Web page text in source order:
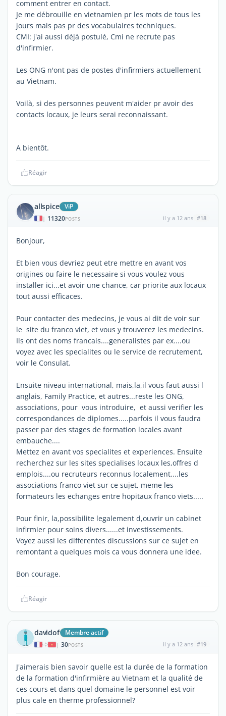
comment entrer en contact.
Je me débrouille en vietnamien pr les mots de tous les
jours mais pas pr des vocabulaires techniques.
CMI: j'ai aussi déjà postulé, Cmi ne recrute pas
d'infirmier.
Les ONG n'ont pas de postes d'infirmiers actuellement
au Vietnam.
Voilà, si des personnes peuvent m'aider pr avoir des
contacts locaux, je leurs serai reconnaissant.
A bientôt.
Réagir
allspice ViP
| 11320POSTS il y a 12 ans #18
Bonjour,
Et bien vous devriez peut etre mettre en avant vos
origines ou faire le necessaire si vous voulez vous
installer ici...et avoir une chance, car priorite aux locaux
tout aussi efficaces.
Pour contacter des medecins, je vous ai dit de voir sur
le site du franco viet, et vous y trouverez les medecins.
Ils ont des noms francais....generalistes par ex....ou
voyez avec les specialites ou le service de recrutement,
voir le Consulat.
Ensuite niveau international, mais,la,il vous faut aussi l
anglais, Family Practice, et autres...reste les ONG,
associations, pour vous introduire, et aussi verifier les
correspondances de diplomes.....parfois il vous faudra
passer par des stages de formation locales avant
embauche....
Mettez en avant vos specialites et experiences. Ensuite
recherchez sur les sites specialises locaux les,offres d
emplois....ou recruteurs reconnus localement....les
associations franco viet sur ce sujet, meme les
formateurs les echanges entre hopitaux franco viets.....
Pour finir, la,possibilite legalement d,ouvrir un cabinet
infirmier pour soins divers......et investissements.
Voyez aussi les differentes discussions sur ce sujet en
remontant a quelques mois ca vous donnera une idee.
Bon courage.
Réagir
davidof Membre actif
| 30POSTS il y a 12 ans #19
J'aimerais bien savoir quelle est la durée de la formation
de la formation d'infirmière au Vietnam et la qualité de
ces cours et dans quel domaine le personnel est voir
plus cale en therme professionnel?